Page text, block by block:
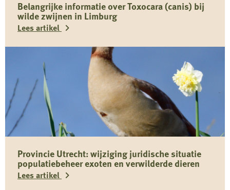
Belangrijke informatie over Toxocara (canis) bij
wilde zwijnen in Limburg
Lees artikel
over
Belangrijke
informatie
over
Toxocara
(canis)
wilde
Provincie Utrecht: wijziging juridische situatie
populatiebeheer exoten en verwilderde dieren
Lees artikel